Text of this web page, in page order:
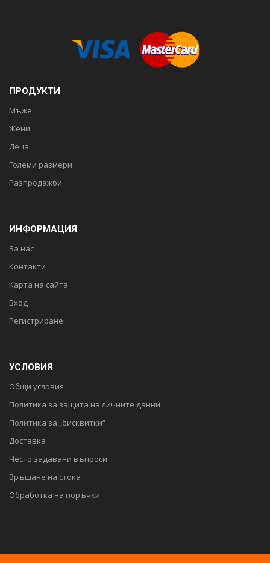
ПРОДУКТИ
Мъже
Жени
Деца
Големи размери
Разпродажби
ИНФОРМАЦИЯ
За нас
Контакти
Карта на сайта
Вход
Регистриране
УСЛОВИЯ
Общи условия
Политика за защита на личните данни
Политика за „бисквитки“
Доставка
Често задавани въпроси
Връщане на стока
Обработка на поръчки